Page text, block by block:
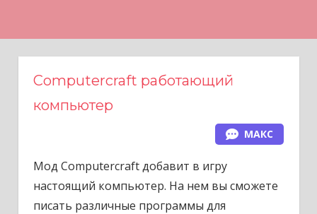
Computercraft работающий
компьютер
МАКС
Мод Computercraft добавит в игру
настоящий компьютер. На нем вы сможете
писать различные программы для